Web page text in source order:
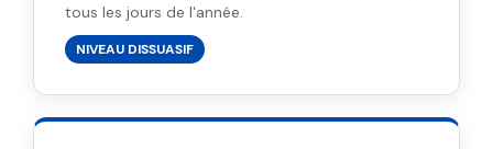
tous les jours de l'année.
NIVEAU DISSUASIF